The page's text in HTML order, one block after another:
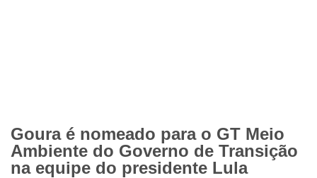
Goura é nomeado para o GT Meio
Ambiente do Governo de Transição
na equipe do presidente Lula